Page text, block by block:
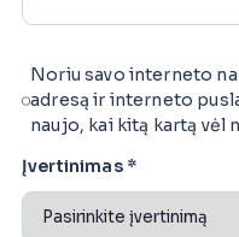
Noriu savo interneto
adresą ir interneto
naujo, kai kitą kartą vėl
Įvertinimas *